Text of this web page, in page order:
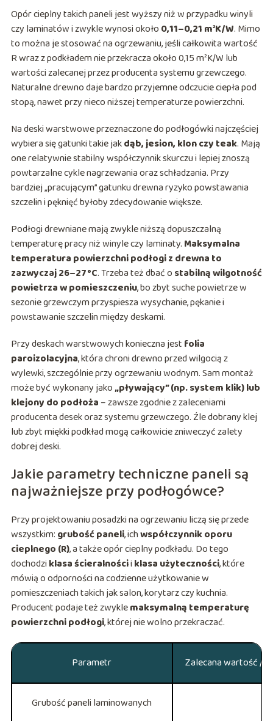
Opór cieplny takich paneli jest wyższy niż w przypadku winyli
czy laminatów i zwykle wynosi około 0,11–0,21 m²K/W. Mimo
to można je stosować na ogrzewaniu, jeśli całkowita wartość
R wraz z podkładem nie przekracza około 0,15 m²K/W lub
wartości zalecanej przez producenta systemu grzewczego.
Naturalne drewno daje bardzo przyjemne odczucie ciepła pod
stopą, nawet przy nieco niższej temperaturze powierzchni.
Na deski warstwowe przeznaczone do podłogówki najczęściej
wybiera się gatunki takie jakdąb, jesion, klon czy teak. Mają
one relatywnie stabilny współczynnik skurczu i lepiej znoszą
powtarzalne cykle nagrzewania oraz schładzania. Przy
bardziej „pracującym” gatunku drewna ryzyko powstawania
szczelin i pęknięć byłoby zdecydowanie większe.
Podłogi drewniane mają zwykle niższą dopuszczalną
temperaturę pracy niż winyle czy laminaty. Maksymalna
temperatura powierzchni podłogi z drewna to
zazwyczaj 26–27°C. Trzeba też dbać o stabilną wilgotność
powietrza w pomieszczeniu, bo zbyt suche powietrze w
sezonie grzewczym przyspiesza wysychanie, pękanie i
powstawanie szczelin między deskami.
Przy deskach warstwowych konieczna jest folia
paroizolacyjna, która chroni drewno przed wilgocią z
wylewki, szczególnie przy ogrzewaniu wodnym. Sam montaż
może być wykonany jako„pływający” (np. system klik) lub
klejony do podłoża – zawsze zgodnie z zaleceniami
producenta desek oraz systemu grzewczego. Źle dobrany klej
lub zbyt miękki podkład mogą całkowicie zniweczyć zalety
dobrej deski.
Jakie parametry techniczne paneli są
najważniejsze przy podłogówce?
Przy projektowaniu posadzki na ogrzewaniu liczą się przede
wszystkim: grubość paneli, ichwspółczynnik oporu
cieplnego (R), a także opór cieplny podkładu. Do tego
dochodzi klasa ścieralnościi klasa użyteczności, które
mówią o odporności na codzienne użytkowanie w
pomieszczeniach takich jak salon, korytarz czy kuchnia.
Producent podaje też zwyklemaksymalną temperaturę
powierzchni podłogi, której nie wolno przekraczać.
Parametr Zalecana wartość /
Grubość paneli laminowanych